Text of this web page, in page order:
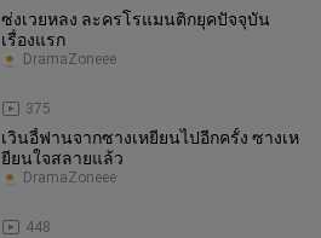
ซ่งเวยหลง ละครโรแมนติกยุคปัจจุบัน
เรื่องแรก
375
DramaZoneee
เวินอี้ฟานจากซางเหยียนไปอีกครั้ง ซางเห
ยียนใจสลายแล้ว
448
DramaZoneee